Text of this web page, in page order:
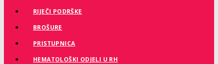
RIJEČI PODRŠKE
BROŠURE
PRISTUPNICA
HEMATOLOŠKI ODJELI U RH